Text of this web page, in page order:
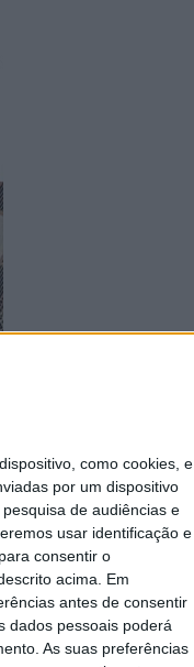
como cookies, e
por um dispositivo
de audiências e
usar identificação e
consentir o
acima. Em
antes de consentir
dados pessoais poderá
As suas preferências